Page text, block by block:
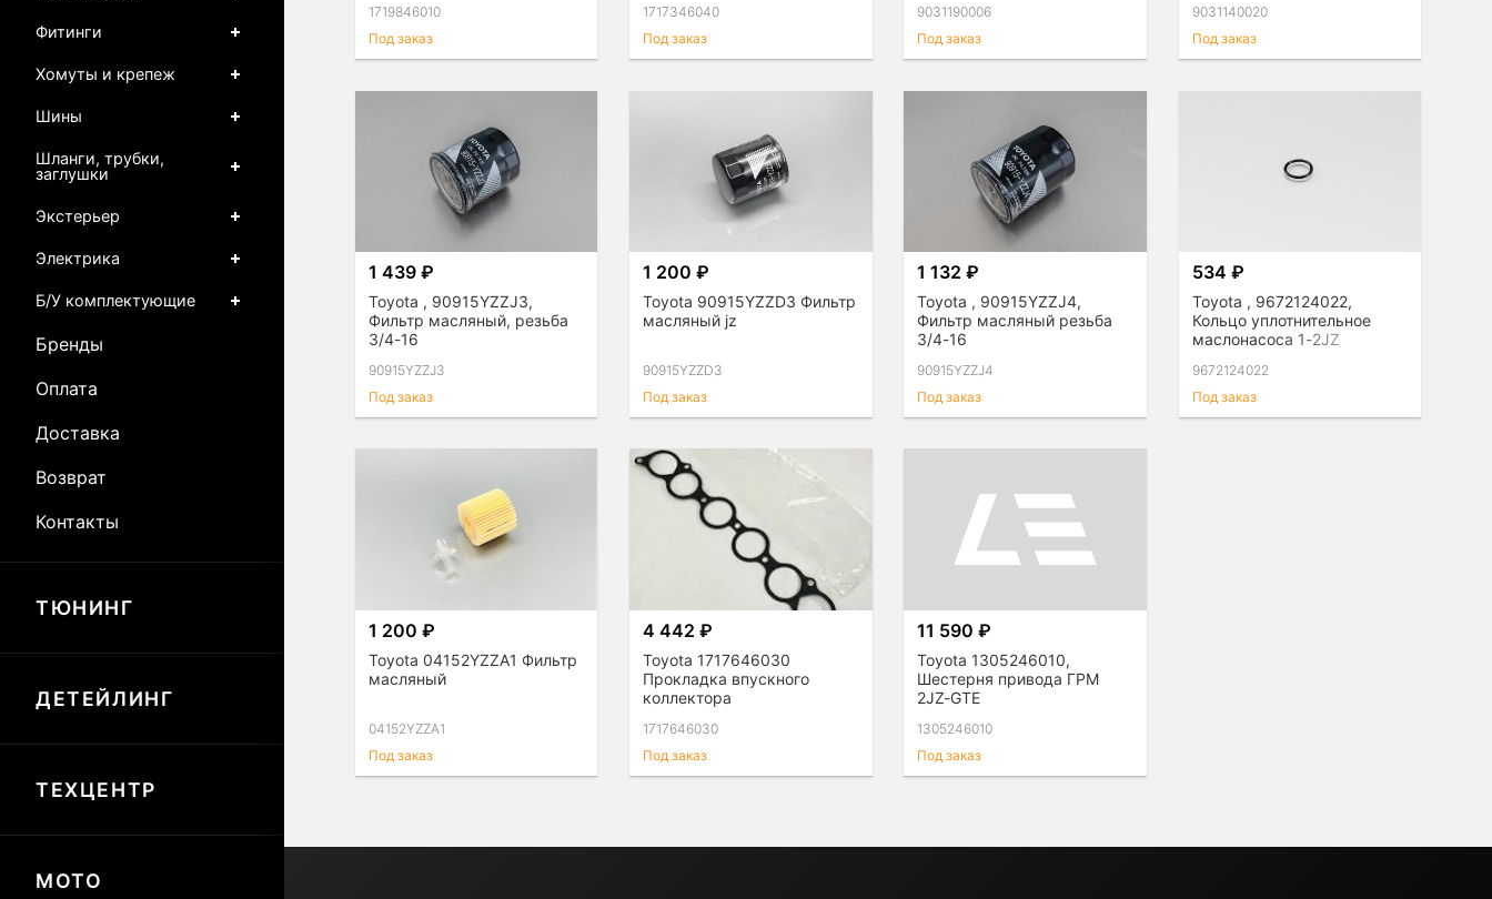
1719846010
Под заказ
1717346040
Под заказ
9031190006
Под заказ
9031140020
Под заказ
1 439 ₽
Toyota , 90915YZZJ3,
Фильтр масляный, резьба
3/4-16
90915YZZJ3
Под заказ
1 200 ₽
Toyota 90915YZZD3 Фильтр
масляный jz
90915YZZD3
Под заказ
1 132 ₽
Toyota , 90915YZZJ4,
Фильтр масляный резьба
3/4-16
90915YZZJ4
Под заказ
534 ₽
Toyota , 9672124022,
Кольцо уплотнительное
маслонасоса 1-2JZ
9672124022
Под заказ
1 200 ₽
Toyota 04152YZZA1 Фильтр
масляный
04152YZZA1
Под заказ
4 442 ₽
Toyota 1717646030
Прокладка впускного
коллектора
1717646030
Под заказ
11 590 ₽
Toyota 1305246010,
Шестерня привода ГРМ
2JZ-GTE
1305246010
Под заказ
Фитинги
Хомуты и крепеж
Шины
Шланги, трубки,
заглушки
Экстерьер
Электрика
Б/У комплектующие
Бренды
Оплата
Доставка
Возврат
Контакты
ТЮНИНГ
ДЕТЕЙЛИНГ
ТЕХЦЕНТР
МОТО